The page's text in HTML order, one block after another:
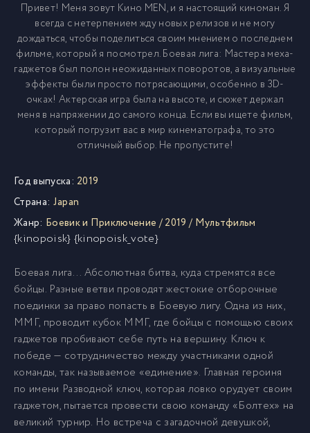
Привет! Меня зовут Кино MEN, и я настоящий киноман. Я
всегда с нетерпением жду новых релизов и не могу
дождаться, чтобы поделиться своим мнением о последнем
фильме, который я посмотрел. Боевая лига: Мастера меха-
гаджетов был полон неожиданных поворотов, а визуальные
эффекты были просто потрясающими, особенно в 3D-
очках! Актерская игра была на высоте, и сюжет держал
меня в напряжении до самого конца. Если вы ищете фильм,
который погрузит вас в мир кинематографа, то это
отличный выбор. Не пропустите!
Год выпуска: 2019
Страна: Japan
Жанр: Боевик и Приключение /2019 / Мультфильм
{kinopoisk} {kinopoisk_vote}
Боевая лига... Абсолютная битва, куда стремятся все
бойцы. Разные ветви проводят жестокие отборочные
поединки за право попасть в Боевую лигу. Одна из них,
ММГ, проводит кубок ММГ, где бойцы с помощью своих
гаджетов пробивают себе путь на вершину. Ключ к
победе — сотрудничество между участниками одной
команды, так называемое «единение». Главная героиня
по имени Разводной ключ, которая ловко орудует своим
гаджетом, пытается провести свою команду «Болтех» на
великий турнир. Но встреча с загадочной девушкой,